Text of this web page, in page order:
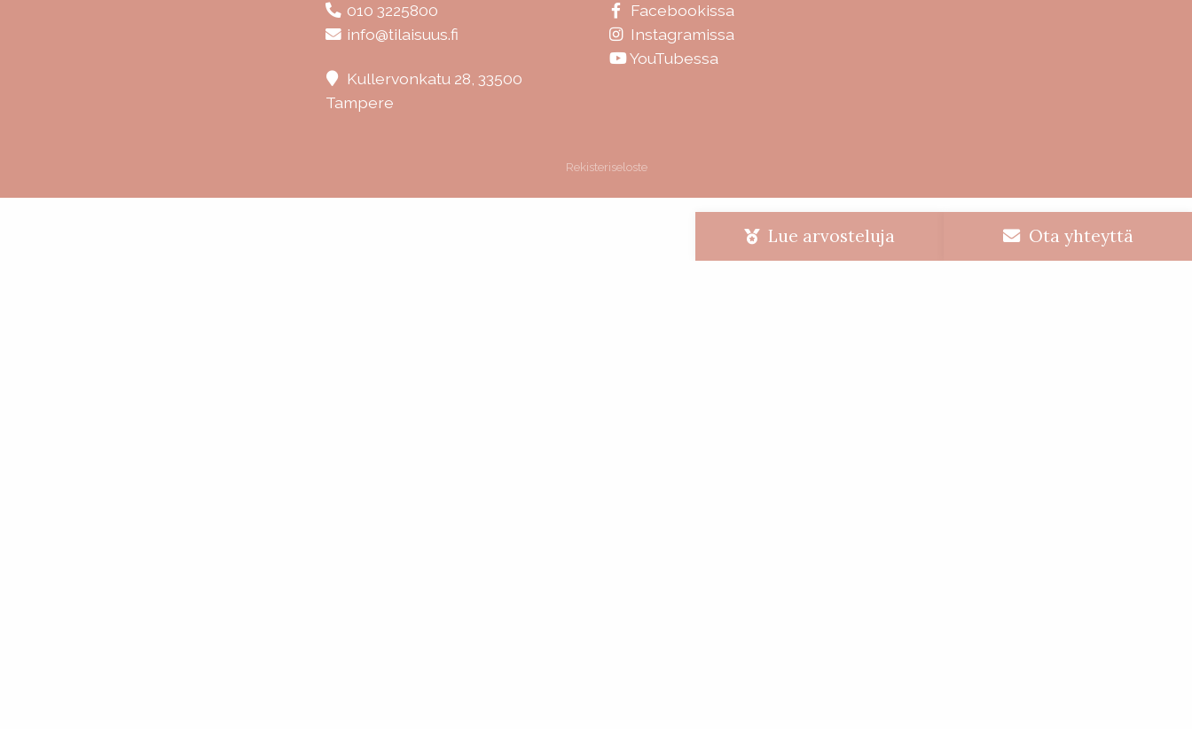
010 3225800
info@tilaisuus.fi
Kullervonkatu 28, 33500
Tampere
Facebookissa
Instagramissa
YouTubessa
Rekisteriseloste
Lue arvosteluja Ota yhteyttä